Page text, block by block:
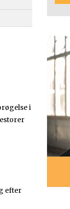
i
efter